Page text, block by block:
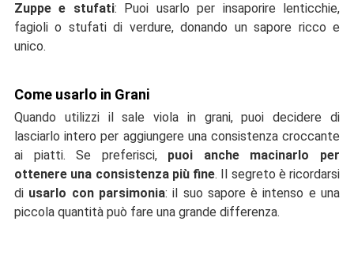
Zuppe e stufati: Puoi usarlo per insaporire lenticchie,
fagioli o stufati di verdure, donando un sapore ricco e
unico.
Come usarlo in Grani
Quando utilizzi il sale viola in grani, puoi decidere di
lasciarlo intero per aggiungere una consistenza croccante
ai piatti. Se preferisci, puoi anche macinarlo per
ottenere una consistenza più fine. Il segreto è ricordarsi
di usarlo con parsimonia: il suo sapore è intenso e una
piccola quantità può fare una grande differenza.